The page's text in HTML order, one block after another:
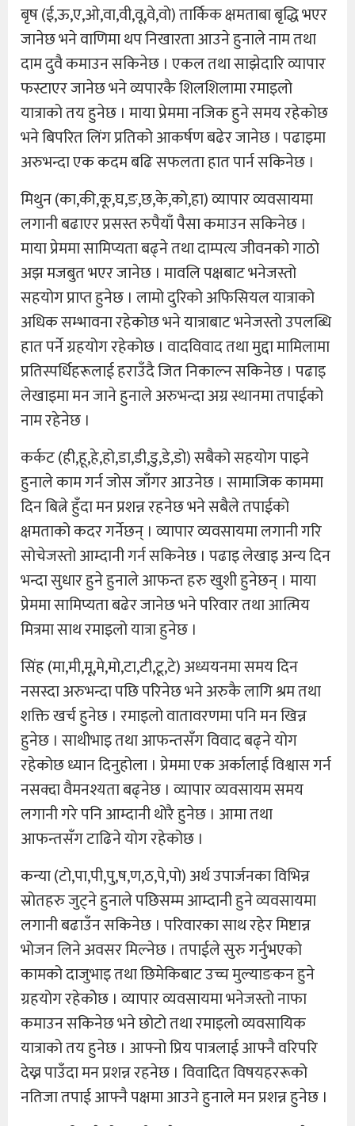
बृष (ई,ऊ,ए,ओ,वा,वी,वू,वे,वो) तार्किक क्षमताबा बृद्धि भएर
जानेछ भने वाणिमा थप निखारता आउने हुनाले नाम तथा
दाम दुवै कमाउन सकिनेछ । एकल तथा साझेदारि व्यापार
फस्टाएर जानेछ भने व्यपारकै शिलशिलामा रमाइलो
यात्राको तय हुनेछ । माया प्रेममा नजिक हुने समय रहेकोछ
भने बिपरित लिंग प्रतिको आकर्षण बढेर जानेछ । पढाइमा
अरुभन्दा एक कदम बढि सफलता हात पार्न सकिनेछ ।
मिथुन (का,की,कू,घ,ङ,छ,के,को,हा) व्यापार व्यवसायमा
लगानी बढाएर प्रसस्त रुपैयाँ पैसा कमाउन सकिनेछ ।
माया प्रेममा सामिप्यता बढ्ने तथा दाम्पत्य जीवनको गाठो
अझ मजबुत भएर जानेछ । मावलि पक्षबाट भनेजस्तो
सहयोग प्राप्त हुनेछ । लामो दुरिको अफिसियल यात्राको
अधिक सम्भावना रहेकोछ भने यात्राबाट भनेजस्तो उपलब्धि
हात पर्ने ग्रहयोग रहेकोछ । वादविवाद तथा मुद्दा मामिलामा
प्रतिस्पर्धिहरूलाई हराउँदै जित निकाल्न सकिनेछ । पढाइ
लेखाइमा मन जाने हुनाले अरुभन्दा अग्र स्थानमा तपाईको
नाम रहेनेछ ।
कर्कट (ही,हू,हे,हो,डा,डी,डु,डे,डो) सबैको सहयोग पाइने
हुनाले काम गर्न जोस जाँगर आउनेछ । सामाजिक काममा
दिन बित्ने हुँदा मन प्रशन्न रहनेछ भने सबैले तपाईको
क्षमताको कदर गर्नेछन् । व्यापार व्यवसायमा लगानी गरि
सोचेजस्तो आम्दानी गर्न सकिनेछ । पढाइ लेखाइ अन्य दिन
भन्दा सुधार हुने हुनाले आफन्त हरु खुशी हुनेछन् । माया
प्रेममा सामिप्यता बढेर जानेछ भने परिवार तथा आत्मिय
मित्रमा साथ रमाइलो यात्रा हुनेछ ।
सिंह (मा,मी,मू,मे,मो,टा,टी,टू,टे) अध्ययनमा समय दिन
नसस्दा अरुभन्दा पछि परिनेछ भने अरुकै लागि श्रम तथा
शक्ति खर्च हुनेछ । रमाइलो वातावरणमा पनि मन खिन्न
हुनेछ । साथीभाइ तथा आफन्तसँग विवाद बढ्ने योग
रहेकोछ ध्यान दिनुहोला । प्रेममा एक अर्कालाई विश्वास गर्न
नसक्दा वैमनश्यता बढ्नेछ । व्यापार व्यवसायम समय
लगानी गरे पनि आम्दानी थोरै हुनेछ । आमा तथा
आफन्तसँग टाढिने योग रहेकोछ ।
कन्या (टो,पा,पी,पु,ष,ण,ठ,पे,पो) अर्थ उपार्जनका विभिन्न
स्रोतहरु जुट्ने हुनाले पछिसम्म आम्दानी हुने व्यवसायमा
लगानी बढाउँन सकिनेछ । परिवारका साथ रहेर मिष्टान्न
भोजन लिने अवसर मिल्नेछ । तपाईले सुरु गर्नुभएको
कामको दाजुभाइ तथा छिमेकिबाट उच्च मुल्याङकन हुने
ग्रहयोग रहेकोेछ । व्यापार व्यवसायमा भनेजस्तो नाफा
कमाउन सकिनेछ भने छोटो तथा रमाइलो व्यवसायिक
यात्राको तय हुनेछ । आफ्नो प्रिय पात्रलाई आफ्नै वरिपरि
देख्न पाउँदा मन प्रशन्न रहनेछ । विवादित विषयहररूको
नतिजा तपाई आफ्नै पक्षमा आउने हुनाले मन प्रशन्न हुनेछ ।